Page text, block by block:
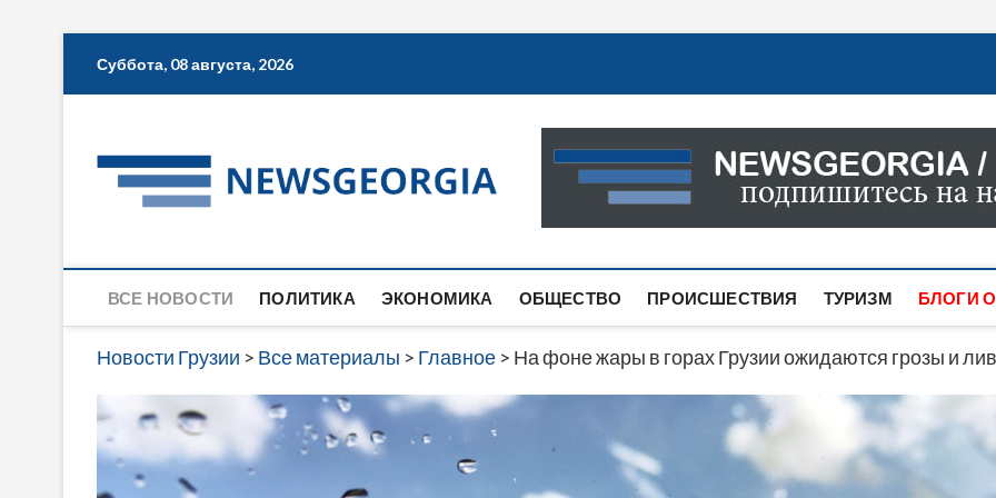
Суббота, 08 августа, 2026
Новости Грузии
САМАЯ АКТУАЛЬНАЯ ИНФОРМАЦИЯ О СОБЫТИЯХ
САЙТЕ ВЫ НАЙДЕТЕ НОВОСТИ ПОЛИТИКИ,
ВСЕ НОВОСТИ ПОЛИТИКА ЭКОНОМИКА ОБЩЕСТВО ПРОИСШЕСТВИЯ ТУРИЗМ БЛОГИ
Новости Грузии > Все материалы > Главное > На фоне жары в горах Грузии ожидаются грозы и